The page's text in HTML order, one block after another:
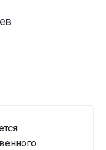
Oktell"